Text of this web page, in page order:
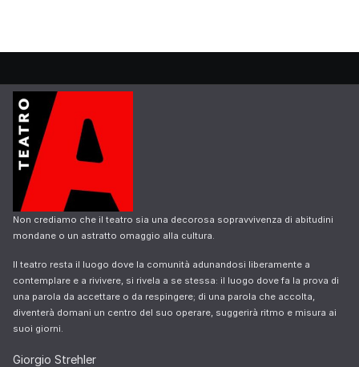
Non crediamo che il teatro sia una decorosa sopravvivenza di abitudini
mondane o un astratto omaggio alla cultura.
Il teatro resta il luogo dove la comunità adunandosi liberamente a
contemplare e a rivivere, si rivela a se stessa: il luogo dove fa la prova di
una parola da accettare o da respingere; di una parola che accolta,
diventerà domani un centro del suo operare, suggerirà ritmo e misura ai
suoi giorni.
Giorgio Strehler